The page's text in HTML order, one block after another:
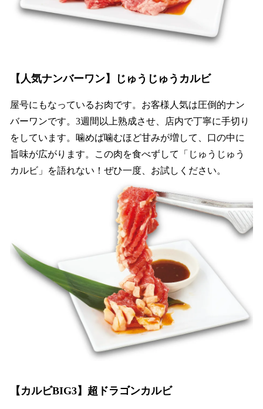
【人気ナンバーワン】じゅうじゅうカルビ
屋号にもなっているお肉です。お客様人気は圧倒的ナン
バーワンです。3週間以上熟成させ、店内で丁寧に手切り
をしています。噛めば噛むほど甘みが増して、口の中に
旨味が広がります。この肉を食べずして「じゅうじゅう
カルビ」を語れない！ぜひ一度、お試しください。
【カルビBIG3】超ドラゴンカルビ